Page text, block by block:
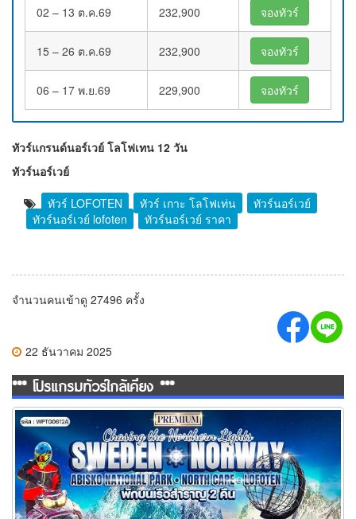
02 – 13 ต.ค.69 232,900 จองทัวร์
15 – 26 ต.ค.69 232,900 จองทัวร์
06 – 17 พ.ย.69 229,900 จองทัวร์
ทัวร์แกรนด์นอร์เวย์ โลโฟเทน 12 วัน
ทัวร์นอร์เวย์
ทัวร์ LOFOTEN
ทัวร์ เกาะ โลโฟเท่น
ทัวร์นอร์เวย์
ทัวร์นอร์เวย์ lofoten
ทัวร์นอร์เวย์ ราคา
จำนวนคนเข้าดู 27496 ครั้ง
22 ธันวาคม 2025
*** โปรแกรมทัวร์ใกล้เคียง ***
ทัวร์สวีเดน นอร์เวย์ ล่องเรือสำราญสุดหรู 12 วัน (TG)